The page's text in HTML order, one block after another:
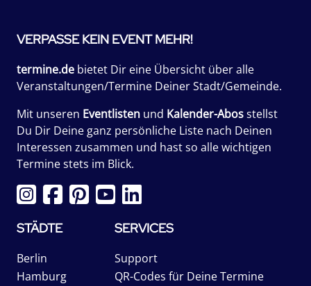
VERPASSE KEIN EVENT MEHR!
termine.de bietet Dir eine Übersicht über alle
Veranstaltungen/Termine Deiner Stadt/Gemeinde.
Mit unseren Eventlisten und Kalender-Abosstellst
Du Dir Deine ganz persönliche Liste nach Deinen
Interessen zusammen und hast so alle wichtigen
Termine stets im Blick.
STÄDTE
Berlin
Hamburg
SERVICES
Support
QR-Codes für Deine Termine